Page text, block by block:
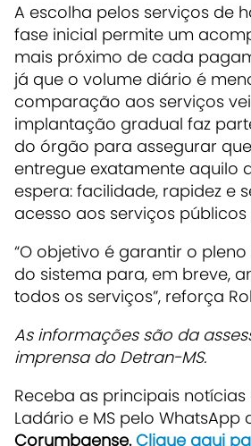
A escolha pelos serviços de
fase inicial permite um
mais próximo de cada
já que o volume diário é
comparação aos serviços
implantação gradual faz
do órgão para assegurar
entregue exatamente aquilo
espera: facilidade, rapidez e
acesso aos serviços públicos
“O objetivo é garantir o
do sistema para, em breve,
todos os serviços”, reforça
As informações são da
imprensa do Detran-MS.
Receba as principais
Ladário e MS pelo WhatsApp
Corumbaense.Clique aqui